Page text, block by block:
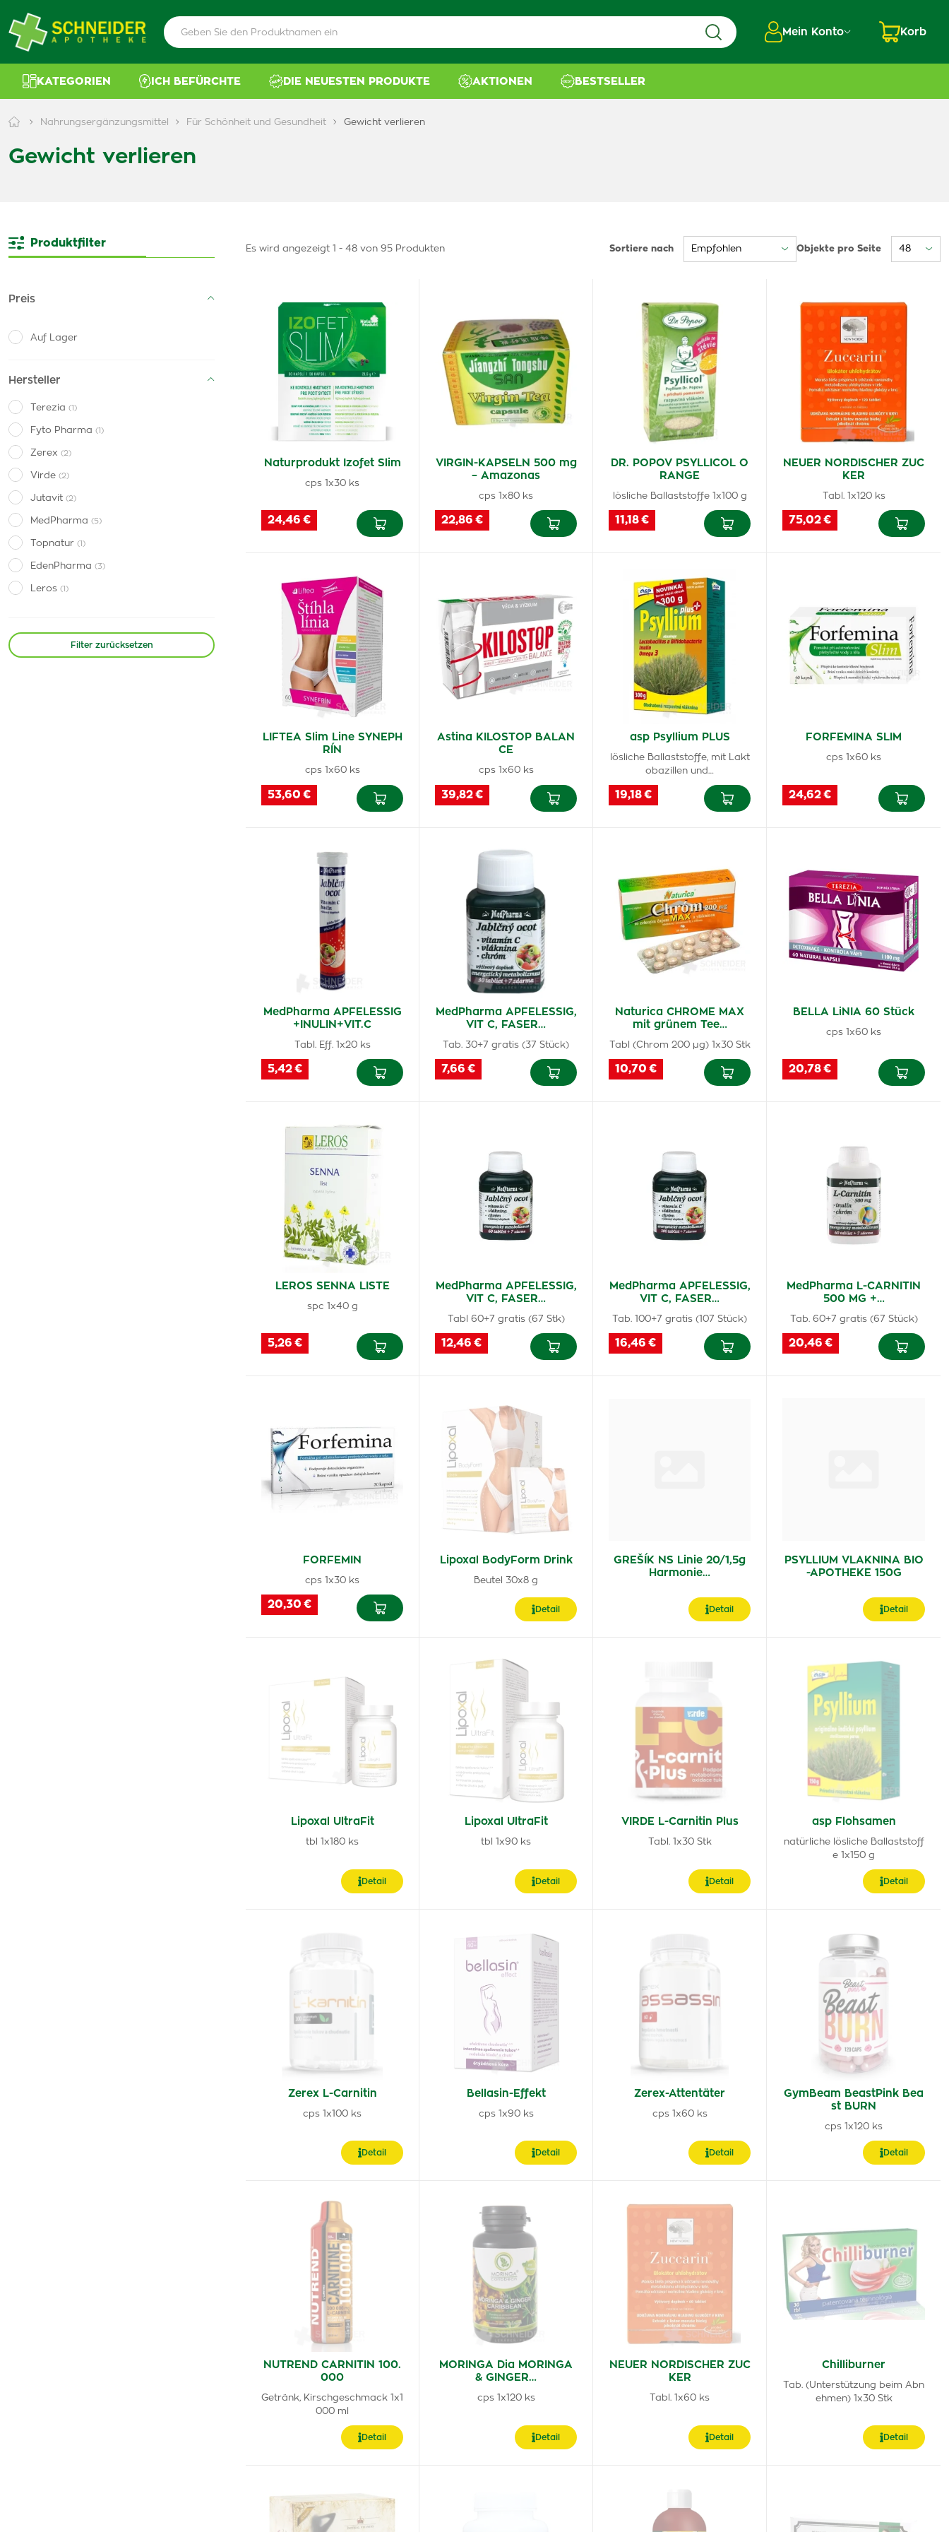
Mein Konto Korb
KATEGORIEN ICH BEFÜRCHTE DIE NEUESTEN PRODUKTE AKTIONEN BESTSELLER
Nahrungsergänzungsmittel Für Schönheit und Gesundheit Gewicht verlieren
Gewicht verlieren
Produktfilter
Preis
Auf Lager
Hersteller
Terezia (1)
Fyto Pharma (1)
Zerex (2)
Virde (2)
Jutavit (2)
MedPharma (5)
Topnatur (1)
EdenPharma (3)
Leros (1)
Nutrend(2)
NaturProdukt(1)
Filter zurücksetzen
Es wird angezeigt 1 - 48 von 95 Produkten Sortiere nach Objekte pro Seite
Naturprodukt Izofet Slim
cps 1x30 ks
24,46 €
VIRGIN-KAPSELN 500 mg
– Amazonas
cps 1x80 ks
22,86 €
DR. POPOV PSYLLICOL O
RANGE
lösliche Ballaststoffe 1x100 g
11,18 €
NEUER NORDISCHER ZUC
KER
Tabl. 1x120 ks
75,02 €
LIFTEA Slim Line SYNEPH
RÍN
cps 1x60 ks
53,60 €
Astina KILOSTOP BALAN
CE
cps 1x60 ks
39,82 €
asp Psyllium PLUS
lösliche Ballaststoffe, mit Lakt
obazillen und…
19,18 €
FORFEMINA SLIM
cps 1x60 ks
24,62 €
MedPharma APFELESSIG
+INULIN+VIT.C
Tabl. Eff. 1x20 ks
5,42 €
MedPharma APFELESSIG,
VIT C, FASER…
Tab. 30+7 gratis (37 Stück)
7,66 €
Naturica CHROME MAX
mit grünem Tee…
Tabl (Chrom 200 µg) 1x30 Stk
10,70 €
BELLA LiNIA 60 Stück
cps 1x60 ks
20,78 €
LEROS SENNA LISTE
spc 1x40 g
5,26 €
MedPharma APFELESSIG,
VIT C, FASER…
Tabl 60+7 gratis (67 Stk)
12,46 €
MedPharma APFELESSIG,
VIT C, FASER…
Tab. 100+7 gratis (107 Stück)
16,46 €
MedPharma L-CARNITIN
500 MG +…
Tab. 60+7 gratis (67 Stück)
20,46 €
FORFEMIN
cps 1x30 ks
20,30 €
Lipoxal BodyForm Drink
Beutel 30x8 g
Detail
GREŠÍK NS Linie 20/1,5g
Harmonie…
Detail
PSYLLIUM VLAKNINA BIO
-APOTHEKE 150G
Detail
Lipoxal UltraFit
tbl 1x180 ks
Detail
Lipoxal UltraFit
tbl 1x90 ks
Detail
VIRDE L-Carnitin Plus
Tabl. 1x30 Stk
Detail
asp Flohsamen
natürliche lösliche Ballaststoff
e 1x150 g
Detail
Zerex L-Carnitin
cps 1x100 ks
Detail
Bellasin-Effekt
cps 1x90 ks
Detail
Zerex-Attentäter
cps 1x60 ks
Detail
GymBeam BeastPink Bea
st BURN
cps 1x120 ks
Detail
NUTREND CARNITIN 100.
000
Getränk, Kirschgeschmack 1x1
000 ml
Detail
MORINGA Dia MORINGA
& GINGER…
cps 1x120 ks
Detail
NEUER NORDISCHER ZUC
KER
Tabl. 1x60 ks
Detail
Chilliburner
Tab. (Unterstützung beim Abn
ehmen) 1x30 Stk
Detail